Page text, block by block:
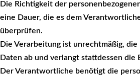
Die Richtigkeit der
eine Dauer, die es dem
überprüfen.
Die Verarbeitung ist unrechtmäßig,
Daten ab und verlangt stattdessen
Der Verantwortliche benötigt die